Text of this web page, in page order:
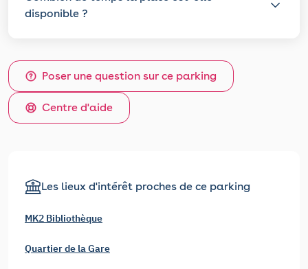
disponible ?
Poser une question sur ce parking
Centre d'aide
Les lieux d'intérêt proches de ce parking
MK2 Bibliothèque
Quartier de la Gare